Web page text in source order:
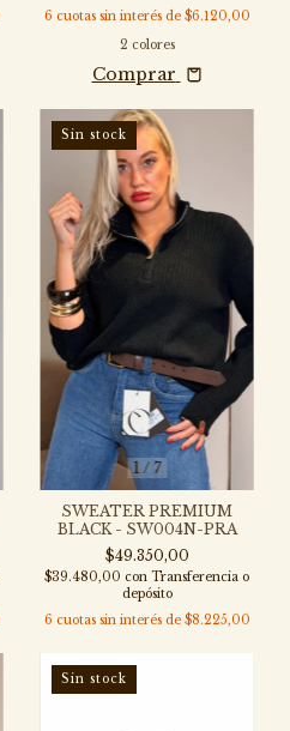
6 cuotas sin interés de $6.120,00
2 colores
Comprar
1/ 7
Sin stock
SWEATER PREMIUM
BLACK - SW004N-PRA
$49.350,00
$39.480,00 con Transferencia o
depósito
6 cuotas sin interés de $8.225,00
Sin stock